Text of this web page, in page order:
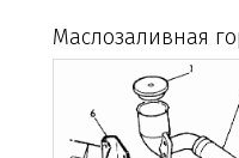
Маслозаливная